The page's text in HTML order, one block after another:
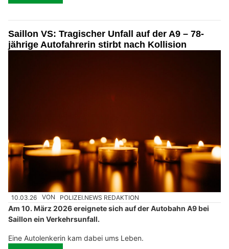
Saillon VS: Tragischer Unfall auf der A9 – 78-
jährige Autofahrerin stirbt nach Kollision
10.03.26 VON POLIZEI.NEWS REDAKTION
Am 10. März 2026 ereignete sich auf der Autobahn A9 bei
Saillon ein Verkehrsunfall.
Eine Autolenkerin kam dabei ums Leben.